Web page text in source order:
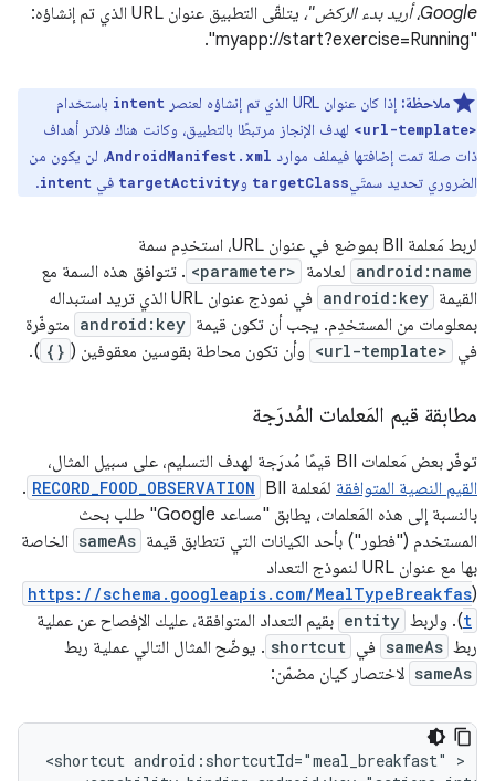
Google، أريد بدء الركض"،
يتلقّى التطبيق عنوان URL الذي تم إنشاؤه:
"myapp://start?exercise=Running".
ملاحظة: إذا كان عنوان URL الذي تم إنشاؤه لعنصر intent باستخدام
<url-template> لهدف الإنجاز مرتبطًا بالتطبيق، وكانت هناك فلاتر أهداف
ذات صلة تمت إضافتها فيملف موارد AndroidManifest.xml، لن يكون من
الضروري تحديد سمتَيtargetClass وtargetActivity في intent
.
لربط مَعلمة BII بموضع في عنوان URL، استخدِم سمة
android:name لعلامة <parameter> . تتوافق هذه السمة مع
القيمة android:key
في نموذج عنوان URL الذي تريد استبداله
بمعلومات من المستخدِم. يجب أن تكون قيمة android:key متوفّرة
في <url-template> وأن تكون محاطة بقوسين معقوفين ( {}
).
مطابقة قيم المَعلمات المُدرَجة
توفّر بعض مَعلمات BII قيمًا مُدرَجة لهدف التسليم، على سبيل المثال،
القيم النصية المتوافقة لمَعلمة BII‏ RECORD_FOOD_OBSERVATION
.
بالنسبة إلى هذه المَعلمات، يطابق "مساعد Google" طلب بحث
المستخدم ("فطور") بأحد الكيانات التي تتطابق قيمة sameAs الخاصة
بها مع عنوان URL لنموذج التعداد
(
https://schema.googleapis.com/MealTypeBreakfas
t). ولربط entity بقيم التعداد المتوافقة، عليك الإفصاح عن عملية
ربط sameAs في shortcut . يوضّح المثال التالي عملية ربط
sameAs لاختصار كيان مضمّن:
<shortcut android:shortcutId="meal_breakfast"